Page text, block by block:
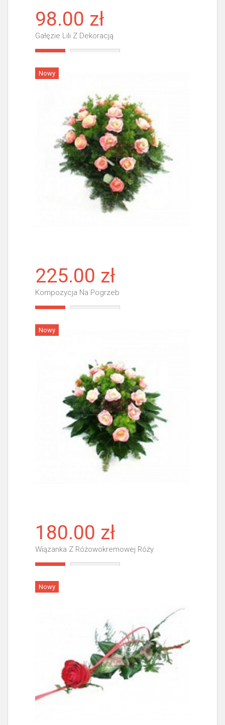
98.00 zł
Gałęzie Lili Z Dekoracją
Nowy
225.00 zł
Kompozycja Na Pogrzeb
Nowy
180.00 zł
Wiązanka Z Różowokremowej Róży
Nowy